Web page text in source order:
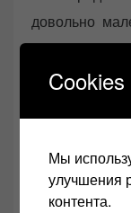
довольно
этом
несколько
Cookies
Мы
улучшения
контента.